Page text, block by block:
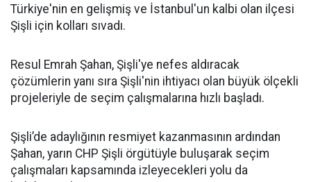
Türkiye'nin en gelişmiş ve İstanbul'un kalbi olan ilçesi
Şişli için kolları sıvadı.
Resul Emrah Şahan, Şişli'ye nefes aldıracak
çözümlerin yanı sıra Şişli'nin ihtiyacı olan büyük ölçekli
projeleriyle de seçim çalışmalarına hızlı başladı.
Şişli’de adaylığının resmiyet kazanmasının ardından
Şahan, yarın CHP Şişli örgütüyle buluşarak seçim
çalışmaları kapsamında izleyecekleri yolu da